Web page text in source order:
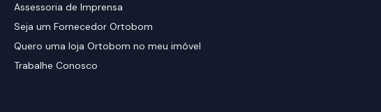
Assessoria de Imprensa
Seja um Fornecedor Ortobom
Quero uma loja Ortobom no meu imóvel
Trabalhe Conosco